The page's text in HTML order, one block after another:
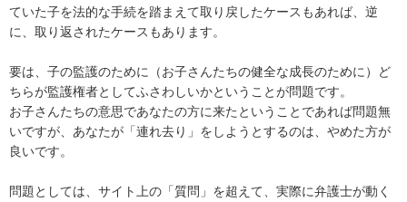
ていた子を法的な手続を踏まえて取り戻したケースもあれば、逆
に、取り返されたケースもあります。
要は、子の監護のために（お子さんたちの健全な成長のために）ど
ちらが監護権者としてふさわしいかということが問題です。
お子さんたちの意思であなたの方に来たということであれば問題無
いですが、あなたが「連れ去り」をしようとするのは、やめた方が
良いです。
問題としては、サイト上の「質問」を超えて、実際に弁護士が動く